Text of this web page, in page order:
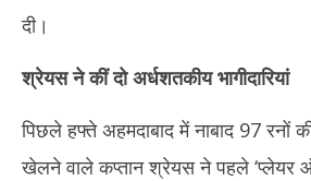
दी।
श्रेयस ने कीं दो अर्धशतकीय भागीदारियां
पिछले हफ्ते अहमदाबाद में नाबाद 97 रनों
खेलने वाले कप्तान श्रेयस ने पहले ‘प्लेयर